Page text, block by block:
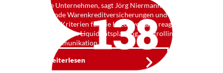
gesunde Unternehmen, sagt Jörg Niermann. Um auf
wegfallende Warenkreditversicherungen und
geänderte Kriterien für die Kreditvergabe reagieren
zu können, seien Liquiditätsplanung, Controlling und
Finanzkommunikation …
Weiterlesen